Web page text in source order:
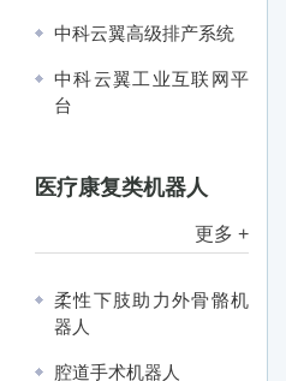
中科云翼高级排产系统
中科云翼工业互联网平
台
医疗康复类机器人
更多 +
柔性下肢助力外骨骼机
器人
腔道手术机器人